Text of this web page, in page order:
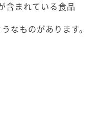
含まれている食品
なものがあります。